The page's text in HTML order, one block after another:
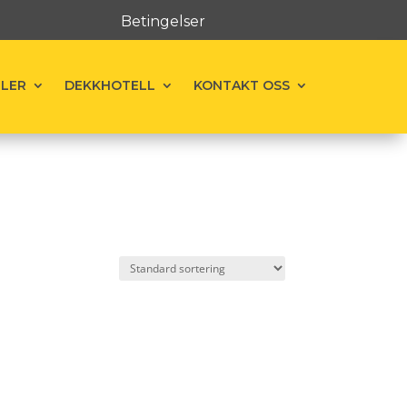
Betingelser
DEKKHOTELL KONTAKT OSS